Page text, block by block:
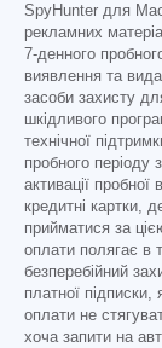
SpyHunter для
рекламних
7-денного
виявлення та
засоби захисту
шкідливого
технічної
пробного періоду
активації пробної
кредитні картки,
прийматися за
оплати полягає в
безперебійний
платної
оплати не
хоча запити на